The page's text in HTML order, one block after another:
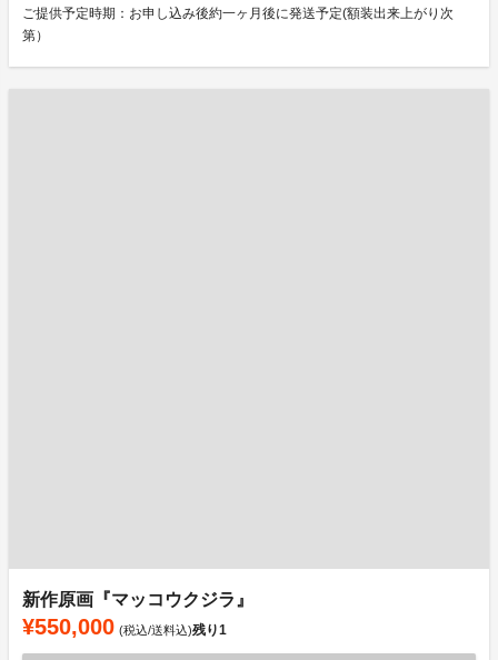
ご提供予定時期：お申し込み後約一ヶ月後に発送予定(額装出来上がり次
第）
新作原画『マッコウクジラ』
¥550,000 (税込/送料込)残り1